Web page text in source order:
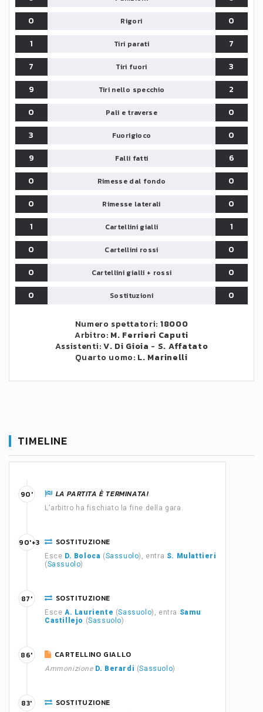
0
Rigori
0
1
Tiri parati
7
7
Tiri fuori
3
9
Tiri nello specchio
2
0
Pali e traverse
0
3
Fuorigioco
0
9
Falli fatti
6
0
Rimesse dal fondo
0
0
Rimesse laterali
0
1
Cartellini gialli
1
0
Cartellini rossi
0
0
Cartellini gialli + rossi
0
0
Sostituzioni 0
Numero spettatori: 18000
Arbitro: M. Ferrieri Caputi
Assistenti:V. Di Gioia - S. Affatato
Quarto uomo: L. Marinelli
TIMELINE
LA PARTITA È TERMINATA!
L'arbitro ha fischiato la fine della gara.
90'
SOSTITUZIONE
Esce D. Boloca (Sassuolo), entra S. Mulattieri
(Sassuolo)
90'+3
SOSTITUZIONE
Esce A. Lauriente (Sassuolo), entra Samu
Castillejo (Sassuolo)
87'
CARTELLINO GIALLO
Ammonizione D. Berardi (Sassuolo)
86'
SOSTITUZIONE
83'